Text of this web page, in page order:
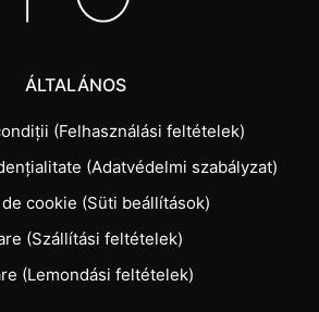
ÁLTALÁNOS
(Felhasználási feltételek)
(Adatvédelmi szabályzat)
cookie (Süti beállítások)
(Szállítási feltételek)
(Lemondási feltételek)